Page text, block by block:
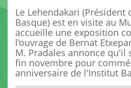
Le Lehendakari (Président
Basque) est en visite au
accueille une exposition
l'ouvrage de Bernat
M. Pradales annonce qu'il
fin novembre pour
anniversaire de l'Institut